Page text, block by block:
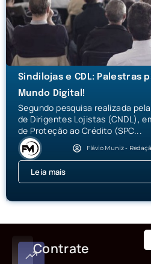
Sindilojas e CDL: Palestras
Mundo Digital!
Segundo pesquisa realizada
de Dirigentes Lojistas (CNDL),
de Proteção ao Crédito (SPC...
Flávio Muniz -
Leia mais
Contrate